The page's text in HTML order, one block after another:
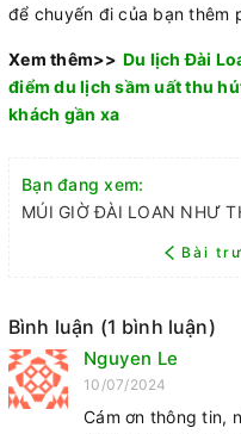
để chuyến đi của bạn thêm
Xem thêm>> Du lịch Đài
điểm du lịch sầm uất thu
khách gần xa
Bạn đang xem:
MÚI GIỜ ĐÀI LOAN NHƯ
Bài
Bình luận (1 bình luận)
Nguyen Le
10/07/2024
Cám ơn thông tin,